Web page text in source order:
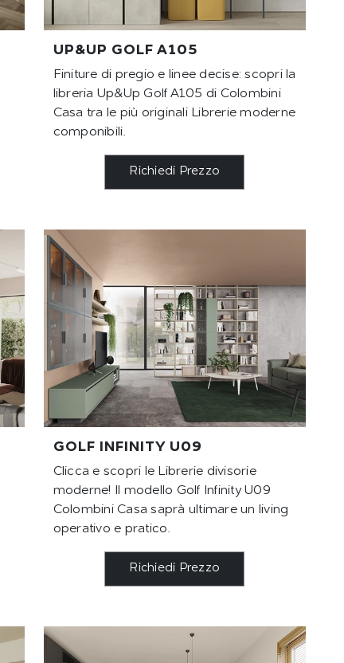
UP&UP GOLF A105
Finiture di pregio e linee decise: scopri la
libreria Up&Up Golf A105 di Colombini
Casa tra le più originali Librerie moderne
componibili.
Richiedi Prezzo
GOLF INFINITY U09
Clicca e scopri le Librerie divisorie
moderne! Il modello Golf Infinity U09
Colombini Casa saprà ultimare un living
operativo e pratico.
Richiedi Prezzo